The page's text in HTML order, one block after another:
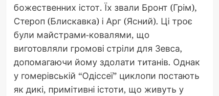
божественних істот. Їх звали Бронт (Грім),
Стероп (Блискавка) і Арг (Ясний). Ці троє
були майстрами-ковалями, що
виготовляли громові стріли для Зевса,
допомагаючи йому здолати титанів. Однак
у гомерівській “Одіссеї” циклопи постають
як дикі, примітивні істоти, що живуть у